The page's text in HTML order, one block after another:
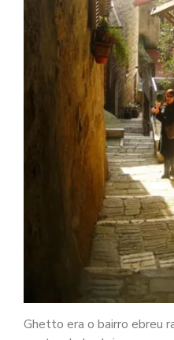
Ghetto era o bairro ebreu